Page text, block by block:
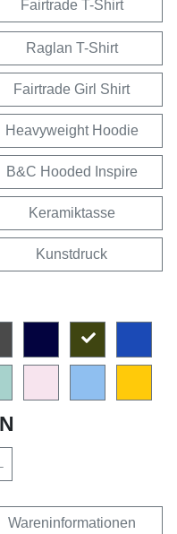
Fairtrade T-Shirt
Raglan T-Shirt
Fairtrade Girl Shirt
Heavyweight Hoodie
B&C Hooded Inspire
Keramiktasse
Kunstdruck
Wareninformationen